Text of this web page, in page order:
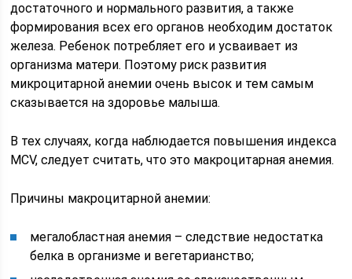
достаточного и нормального развития, а также
формирования всех его органов необходим достаток
железа. Ребенок потребляет его и усваивает из
организма матери. Поэтому риск развития
микроцитарной анемии очень высок и тем самым
сказывается на здоровье малыша.
В тех случаях, когда наблюдается повышения индекса
MCV, следует считать, что это макроцитарная анемия.
Причины макроцитарной анемии:
мегалобластная анемия – следствие недостатка
белка в организме и вегетарианство;